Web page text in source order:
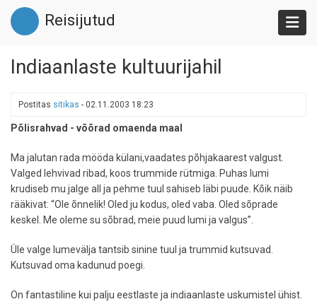
Liigu
edasi
põhisisu
Reisijutud
Indiaanlaste kultuurijahil
Postitas sitikas - 02.11.2003 18:23
Põlisrahvad - võõrad omaenda maal
Ma jalutan rada mööda külani,vaadates põhjakaarest valgust.
Valged lehvivad ribad, koos trummide rütmiga. Puhas lumi
krudiseb mu jalge all ja pehme tuul sahiseb läbi puude. Kõik näib
rääkivat: “Ole õnnelik! Oled ju kodus, oled vaba. Oled sõprade
keskel. Me oleme su sõbrad, meie puud lumi ja valgus”.
Üle valge lumevälja tantsib sinine tuul ja trummid kutsuvad.
Kutsuvad oma kadunud poegi.
On fantastiline kui palju eestlaste ja indiaanlaste uskumistel ühist.